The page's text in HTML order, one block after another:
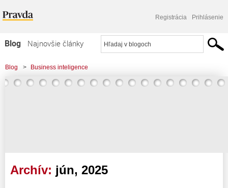
Registrácia Prihlásenie
Blog
Najnovšie články
Najčítanejšie články
Najkomentovanejšie články
Blog > Business inteligence
> Čo je Business Intelligence a prečo ho potrebujú aj malé firmy
Archív: jún, 2025